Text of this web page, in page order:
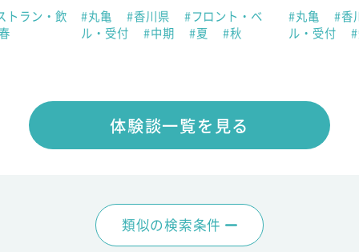
トラン・飲
#丸亀 #香川県
#フロント・ベ
ル・受付
#中期 #夏 #秋
#丸亀
#香
ル・受付
体験談一覧を見る
類似の検索条件